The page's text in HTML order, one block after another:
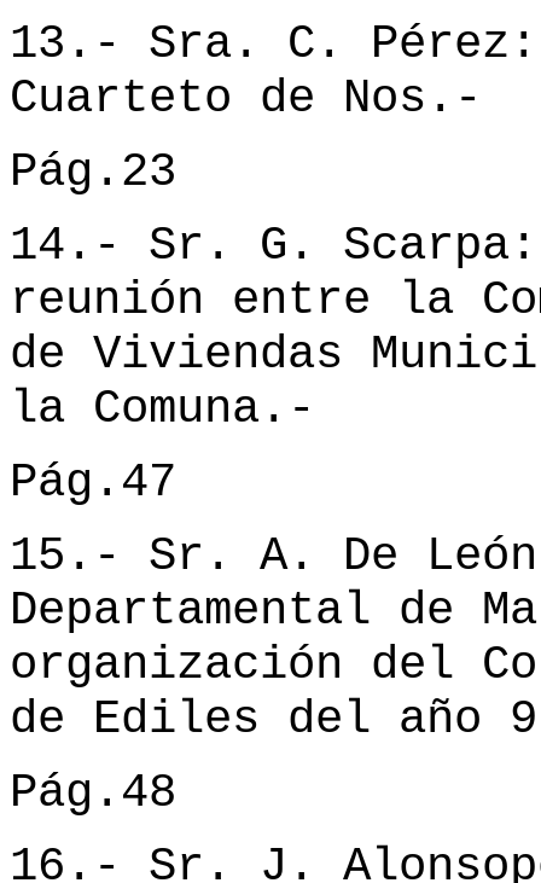
13.- Sra. C.
Cuarteto de Nos.-
Pág.23
14.- Sr. G.
reunión entre la
de Viviendas
la Comuna.-
Pág.47
15.- Sr. A. De
Departamental de
organización del
de Ediles del año
Pág.48
16.- Sr. J.